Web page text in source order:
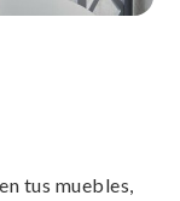
tus muebles,